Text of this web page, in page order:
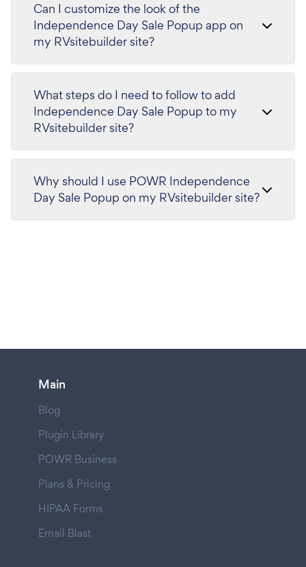
Can I customize the look of the
Independence Day Sale Popup app on
my RVsitebuilder site?
What steps do I need to follow to add
Independence Day Sale Popup to my
RVsitebuilder site?
Why should I use POWR Independence
Day Sale Popup on my RVsitebuilder site?
Main
Blog
Plugin Library
POWR Business
Plans & Pricing
HIPAA Forms
Email Blast